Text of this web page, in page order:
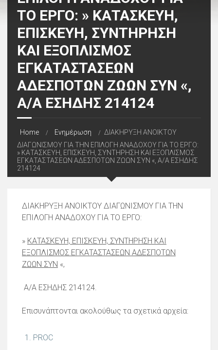
ΤΟ ΕΡΓΟ: » ΚΑΤΑΣΚΕΥΗ,
ΕΠΙΣΚΕΥΗ, ΣΥΝΤΗΡΗΣΗ
ΚΑΙ ΕΞΟΠΛΙΣΜΟΣ
ΕΓΚΑΤΑΣΤΑΣΕΩΝ
ΑΔΕΣΠΟΤΩΝ ΖΩΩΝ ΣΥΝ «,
Α/Α ΕΣΗΔΗΣ 214124
Home Ενημέρωση
ΔΙΑΚΗΡΥΞΗ ΑΝΟΙΚΤΟΥ
ΔΙΑΓΩΝΙΣΜΟΥ ΓΙΑ ΤΗΝ ΕΠΙΛΟΓΗ ΑΝΑΔΟΧΟΥ ΓΙΑ ΤΟ ΕΡΓΟ:
» ΚΑΤΑΣΚΕΥΗ, ΕΠΙΣΚΕΥΗ, ΣΥΝΤΗΡΗΣΗ ΚΑΙ ΕΞΟΠΛΙΣΜΟΣ
ΕΓΚΑΤΑΣΤΑΣΕΩΝ ΑΔΕΣΠΟΤΩΝ ΖΩΩΝ ΣΥΝ «, Α/Α ΕΣΗΔΗΣ
214124
ΔΙΑΚΗΡΥΞΗ ΑΝΟΙΚΤΟΥ ΔΙΑΓΩΝΙΣΜΟΥ ΓΙΑ ΤΗΝ
ΕΠΙΛΟΓΗ ΑΝΑΔΟΧΟΥ ΓΙΑ ΤΟ ΕΡΓΟ:
» ΚΑΤΑΣΚΕΥΗ, ΕΠΙΣΚΕΥΗ, ΣΥΝΤΗΡΗΣΗ ΚΑΙ
ΕΞΟΠΛΙΣΜΟΣ ΕΓΚΑΤΑΣΤΑΣΕΩΝ ΑΔΕΣΠΟΤΩΝ
ΖΩΩΝ ΣΥΝ «,
Α/Α ΕΣΗΔΗΣ 214124.
Επισυνάπτονται ακολούθως τα σχετικά αρχεία:
1. PROC